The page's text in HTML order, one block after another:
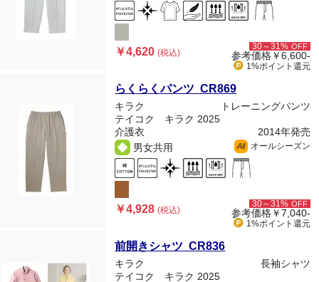
￥4,620(税込)
30～31% OFF
参考価格￥6,600-
1%ポイント 還元
らくらくパンツ CR869
キラク
トレーニングパンツ
テイコク キラク 2025
介護衣
2014年発売
男女共用
All オールシーズン
￥4,928(税込)
30～31% OFF
参考価格￥7,040-
1%ポイント 還元
前開きシャツ CR836
キラク
長袖シャツ
テイコク キラク 2025